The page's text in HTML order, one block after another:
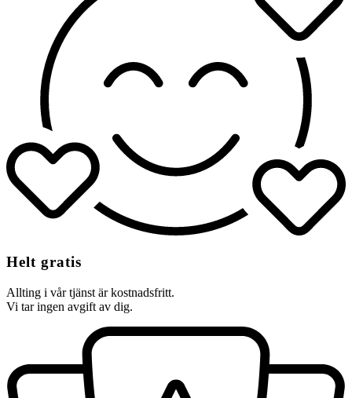
Helt gratis
Allting i vår tjänst är kostnadsfritt.
Vi tar ingen avgift av dig.